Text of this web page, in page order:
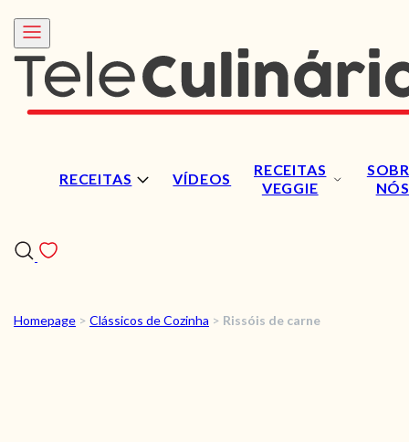
RECEITAS VÍDEOS
RECEITAS
VEGGIE
NÓS
RECEITAS
Homepage > Clássicos de Cozinha > Rissóis de carne